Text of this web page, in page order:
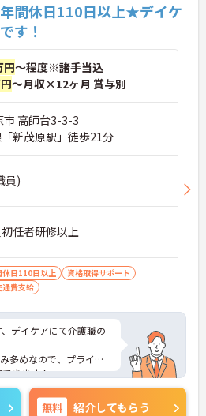
年間休日110日以上★デイケ
す！
円～程度※諸手当込
～月収×12ヶ月 賞与別
市 高師台3-3-3
「新茂原駅」徒歩21分
員)
任者研修以上
休日110日以上
資格取得サポート
通費支給
デイケアにて介護職の
多めなので、プライベ
きます！
介護職までお問い合わ
無料 紹介してもらう